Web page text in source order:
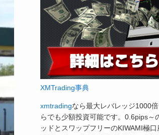
XMTrading事典
xmtradingなら最大レバレッジ1000
らでも少額投資可能です。0.6pips～
ッドとスワップフリーのKIWAMI極